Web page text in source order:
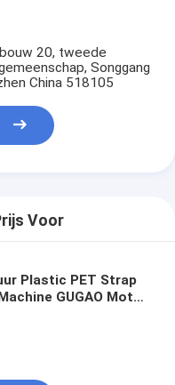
20, tweede
Songgang
China 518105
Voor
Plastic PET Strap
GUGAO Motor